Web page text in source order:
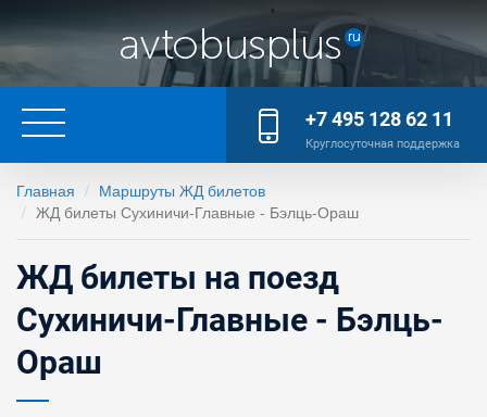
+7 495 128 62 11
Круглосуточная поддержка
Главная
Маршруты ЖД билетов
ЖД билеты Сухиничи-Главные - Бэлць-Ораш
ЖД билеты на поезд
Сухиничи-Главные - Бэлць-
Ораш